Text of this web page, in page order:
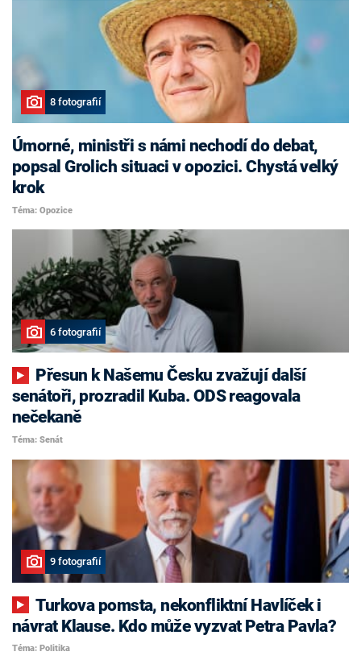
8 fotografií
Úmorné, ministři s námi nechodí do debat,
popsal Grolich situaci v opozici. Chystá velký
krok
Téma: Opozice
6 fotografií
senátoři, prozradil Kuba. ODS reagovala
nečekaně
Téma: Senát
9 fotografií
Turkova pomsta, nekonfliktní Havlíček i
návrat Klause. Kdo může vyzvat Petra Pavla?
Téma: Politika